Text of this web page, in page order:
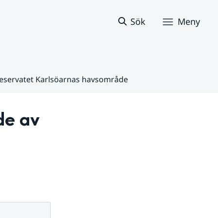
Sök Meny
Karlsöarnas havsområde
av